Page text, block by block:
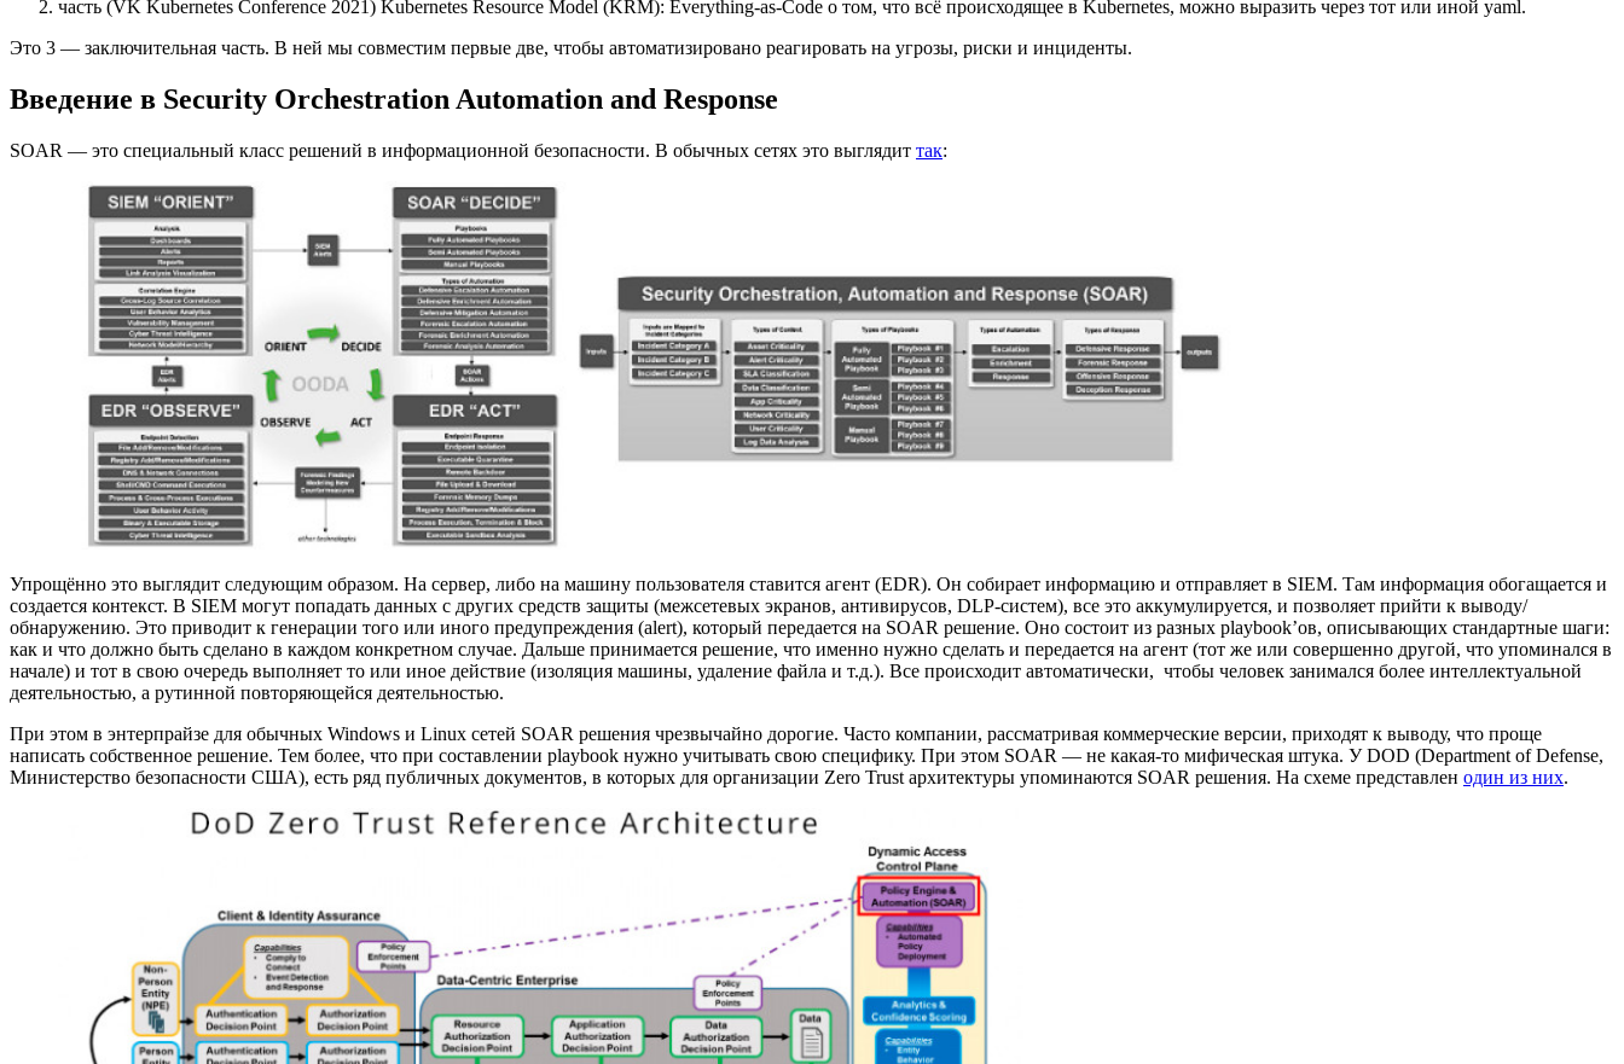
часть (VK Kubernetes Conference 2021) Kubernetes Resource Model (KRM): Everything‑as‑Code о том, что всё происходящее в Kubernetes, можно выразить через тот или иной yaml.
Это 3 — заключительная часть. В ней мы совместим первые две, чтобы автоматизировано реагировать на угрозы, риски и инциденты.
Введение в Security Orchestration Automation and Response
SOAR — это специальный класс решений в информационной безопасности. В обычных сетях это выглядит так:
Упрощённо это выглядит следующим образом. На сервер, либо на машину пользователя ставится агент (EDR). Он собирает информацию и отправляет в SIEM. Там информация обогащается и
создается контекст. В SIEM могут попадать данных с других средств защиты (межсетевых экранов, антивирусов, DLP-систем), все это аккумулируется, и позволяет прийти к выводу/
обнаружению. Это приводит к генерации того или иного предупреждения (alert), который передается на SOAR решение. Оно состоит из разных playbook’ов, описывающих стандартные шаги:
как и что должно быть сделано в каждом конкретном случае. Дальше принимается решение, что именно нужно сделать и передается на агент (тот же или совершенно другой, что упоминался в
начале) и тот в свою очередь выполняет то или иное действие (изоляция машины, удаление файла и т.д.). Все происходит автоматически, чтобы человек занимался более интеллектуальной
деятельностью, а рутинной повторяющейся деятельностью.
При этом в энтерпрайзе для обычных Windows и Linux сетей SOAR решения чрезвычайно дорогие. Часто компании, рассматривая коммерческие версии, приходят к выводу, что проще
написать собственное решение. Тем более, что при составлении playbook нужно учитывать свою специфику. При этом SOAR — не какая-то мифическая штука. У DOD (Department of Defense,
Министерство безопасности США), есть ряд публичных документов, в которых для организации Zero Trust архитектуры упоминаются SOAR решения. На схеме представлен один из них.